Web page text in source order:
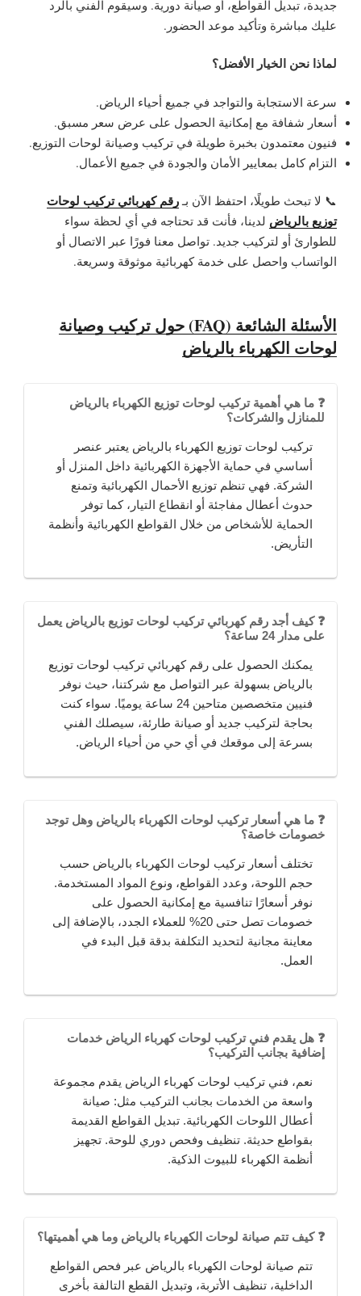
جديدة، تبديل القواطع، أو صيانة دورية. وسيقوم الفني بالرد
عليك مباشرة وتأكيد موعد الحضور.
لماذا نحن الخيار الأفضل؟
سرعة الاستجابة والتواجد في جميع أحياء الرياض.
أسعار شفافة مع إمكانية الحصول على عرض سعر مسبق.
فنيون معتمدون بخبرة طويلة في تركيب وصيانة لوحات التوزيع.
التزام كامل بمعايير الأمان والجودة في جميع الأعمال.
📞 لا تبحث طويلًا، احتفظ الآن بـرقم كهربائي تركيب لوحات
توزيع بالرياض لدينا، فأنت قد تحتاجه في أي لحظة سواء
للطوارئ أو لتركيب جديد. تواصل معنا فورًا عبر الاتصال أو
الواتساب واحصل على خدمة كهربائية موثوقة وسريعة.
الأسئلة الشائعة (FAQ) حول تركيب وصيانة
لوحات الكهرباء بالرياض
❓ ما هي أهمية تركيب لوحات توزيع الكهرباء بالرياض
للمنازل والشركات؟
تركيب لوحات توزيع الكهرباء بالرياض يعتبر عنصر
أساسي في حماية الأجهزة الكهربائية داخل المنزل أو
الشركة. فهي تنظم توزيع الأحمال الكهربائية وتمنع
حدوث أعطال مفاجئة أو انقطاع التيار، كما توفر
الحماية للأشخاص من خلال القواطع الكهربائية وأنظمة
التأريض.
❓ كيف أجد رقم كهربائي تركيب لوحات توزيع بالرياض يعمل
على مدار 24 ساعة؟
يمكنك الحصول على رقم كهربائي تركيب لوحات توزيع
بالرياض بسهولة عبر التواصل مع شركتنا، حيث نوفر
فنيين متخصصين متاحين 24 ساعة يوميًا. سواء كنت
بحاجة لتركيب جديد أو صيانة طارئة، سيصلك الفني
بسرعة إلى موقعك في أي حي من أحياء الرياض.
❓ ما هي أسعار تركيب لوحات الكهرباء بالرياض وهل توجد
خصومات خاصة؟
تختلف أسعار تركيب لوحات الكهرباء بالرياض حسب
حجم اللوحة، وعدد القواطع، ونوع المواد المستخدمة.
نوفر أسعارًا تنافسية مع إمكانية الحصول على
خصومات تصل حتى 20% للعملاء الجدد، بالإضافة إلى
معاينة مجانية لتحديد التكلفة بدقة قبل البدء في
العمل.
❓ هل يقدم فني تركيب لوحات كهرباء الرياض خدمات
إضافية بجانب التركيب؟
نعم، فني تركيب لوحات كهرباء الرياض يقدم مجموعة
واسعة من الخدمات بجانب التركيب مثل: صيانة
أعطال اللوحات الكهربائية. تبديل القواطع القديمة
بقواطع حديثة. تنظيف وفحص دوري للوحة. تجهيز
أنظمة الكهرباء للبيوت الذكية.
❓ كيف تتم صيانة لوحات الكهرباء بالرياض وما هي أهميتها؟
تتم صيانة لوحات الكهرباء بالرياض عبر فحص القواطع
الداخلية، تنظيف الأتربة، وتبديل القطع التالفة بأخرى